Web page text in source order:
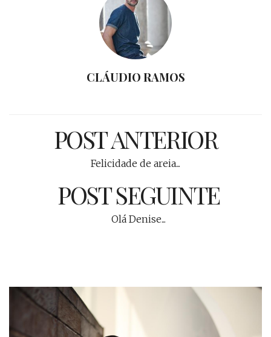
CLÁUDIO RAMOS
POST ANTERIOR
Felicidade de areia...
POST SEGUINTE
Olá Denise...